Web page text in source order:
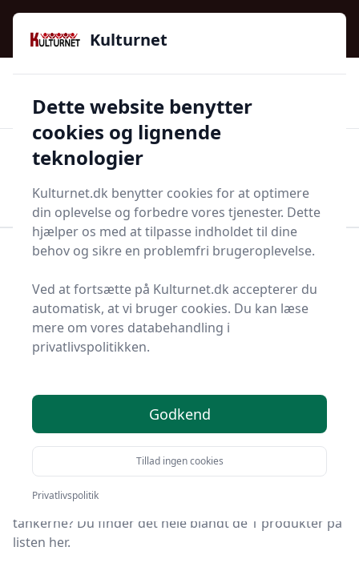
Kulturnet - Alt Det Gode I Livet | Din Kulturguide Siden
2016
97 kategorier 👍Kun godkendte butikker
Start søgning
Bolig og indretning
Soveværelse
Bedste sokkelsenge på
markedet - 1
Du er landet på Kulturnet, hvor du finder de bedste
sokkelsenge. Vi har udvalgt 1 produkter til dig!
gratis fragt? Eller har du allerede en bestemt model i
tankerne? Du finder det hele blandt de 1 produkter på
listen her.
Kulturnet
Dette website benytter
cookies og lignende
teknologier
Kulturnet.dk benytter cookies for at optimere
din oplevelse og forbedre vores tjenester. Dette
hjælper os med at tilpasse indholdet til dine
behov og sikre en problemfri brugeroplevelse.
Ved at fortsætte på Kulturnet.dk accepterer du
automatisk, at vi bruger cookies. Du kan læse
mere om vores databehandling i
privatlivspolitikken.
Godkend
Tillad ingen cookies
Privatlivspolitik